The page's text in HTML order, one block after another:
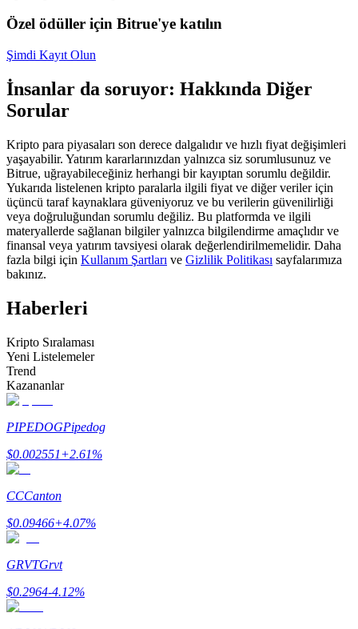
Kopya Ticaret
En iyi traderlarla güçlerinizi birleştirin
Kopya Tüccarı Olun
Kâr paylaşımı ve kopya ticaret komisyonlarının tadını çıkarın
Ticaret bilgileri vb. dahil olmak üzere büyük veri analizi.
Özel ödüller için Bitrue'ye katılın
Şimdi Kayıt Olun
İnsanlar da soruyor: Hakkında Diğer
Sorular
Kripto para piyasaları son derece dalgalıdır ve hızlı fiyat değişimleri
yaşayabilir. Yatırım kararlarınızdan yalnızca siz sorumlusunuz ve
Bitrue, uğrayabileceğiniz herhangi bir kayıptan sorumlu değildir.
Yukarıda listelenen kripto paralarla ilgili fiyat ve diğer veriler için
üçüncü taraf kaynaklara güveniyoruz ve bu verilerin güvenilirliği
veya doğruluğundan sorumlu değiliz. Bu platformda ve ilgili
materyallerde sağlanan bilgiler yalnızca bilgilendirme amaçlıdır ve
finansal veya yatırım tavsiyesi olarak değerlendirilmemelidir. Daha
fazla bilgi için Kullanım Şartları ve Gizlilik Politikası sayfalarımıza
bakınız.
Haberleri
Kripto Sıralaması
Yeni Listelemeler
Trend
Kazananlar
PIPEDOGPipedog
$0.002551+2.61%
CCCanton
$0.09466+4.07%
GRVTGrvt
$0.2964-4.12%